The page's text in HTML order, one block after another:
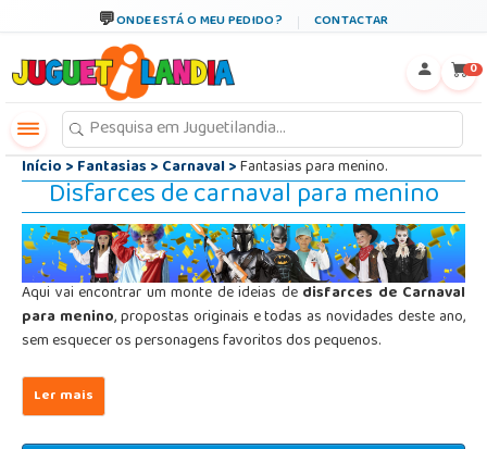
ONDE ESTÁ O MEU PEDIDO? CONTACTAR
0
Início>Fantasias>Carnaval>Fantasias para menino.
Disfarces de carnaval para menino
Aqui vai encontrar um monte de ideias dedisfarces de Carnaval
para menino, propostas originais e todas as novidades deste ano,
sem esquecer os personagens favoritos dos pequenos.